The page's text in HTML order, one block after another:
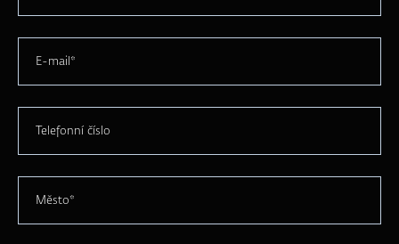
E-mail*
Telefonní číslo
Město*